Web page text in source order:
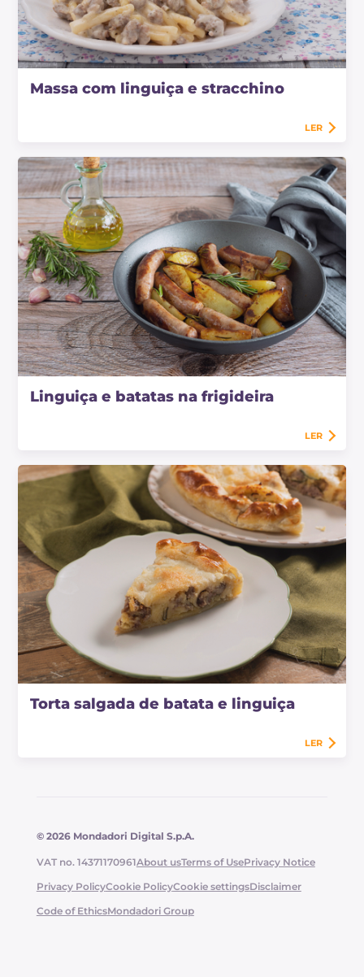
Massa com linguiça e stracchino
LER
Linguiça e batatas na frigideira
LER
Torta salgada de batata e linguiça
LER
© 2026 Mondadori Digital S.p.A.
VAT no. 14371170961About usTerms of UsePrivacy Notice
Privacy PolicyCookie PolicyCookie settingsDisclaimer
Code of EthicsMondadori Group